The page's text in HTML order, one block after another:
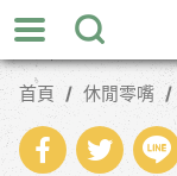
跳
到
主
內
首頁 休閒零嘴